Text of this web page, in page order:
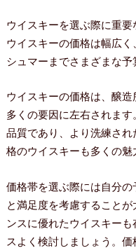
ウイスキーを選ぶ際に重要
ウイスキーの価格は幅広
シュマーまでさまざまな予
ウイスキーの価格は、醸
多くの要因に左右されま
品質であり、より洗練さ
格のウイスキーも多くの魅
価格帯を選ぶ際には自分
と満足度を考慮すること
ンスに優れたウイスキー
スよく検討しましょう。